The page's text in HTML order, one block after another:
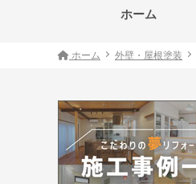
ホーム
ホーム 外壁・屋根塗装